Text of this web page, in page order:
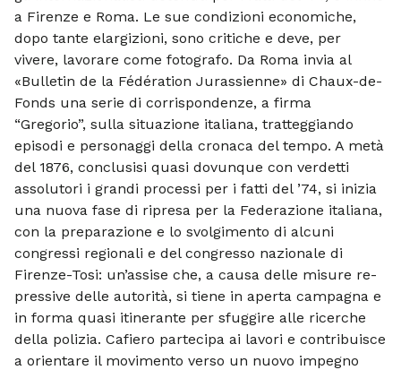
a Firenze e Roma. Le sue condizioni economiche,
dopo tante elargizioni, sono critiche e deve, per
vivere, lavorare come fotografo. Da Roma invia al
«Bulletin de la Fédération Jurassienne» di Chaux-de­-
Fonds una serie di corrispondenze, a fir­ma
“Gregorio”, sulla situazione italiana, tratteggiando
episodi e personaggi della cronaca del tempo. A metà
del 1876, conclusisi quasi do­vunque con verdetti
assolutori i grandi processi per i fatti del ’74, si inizia
una nuova fase di ripresa per la Federazione italiana,
con la preparazione e lo svolgi­mento di alcuni
congressi regionali e del congresso nazionale di
Firenze-Tosi: un’assise che, a causa delle misure re­
pressive delle autorità, si tiene in aperta campagna e
in forma quasi itinerante per sfuggire alle ricerche
della polizia. Cafiero partecipa ai lavori e contribuisce
a orien­tare il movimento verso un nuovo impe­gno